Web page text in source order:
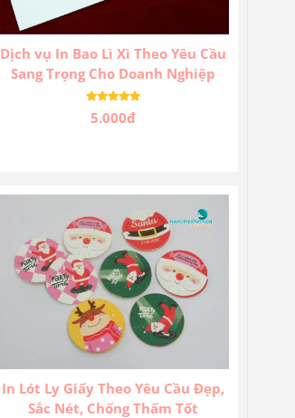
Dịch vụ In Bao Lì Xì Theo Yêu Cầu
Sang Trọng Cho Doanh Nghiệp
5.000đ
In Lót Ly Giấy Theo Yêu Cầu Đẹp,
Sắc Nét, Chống Thấm Tốt